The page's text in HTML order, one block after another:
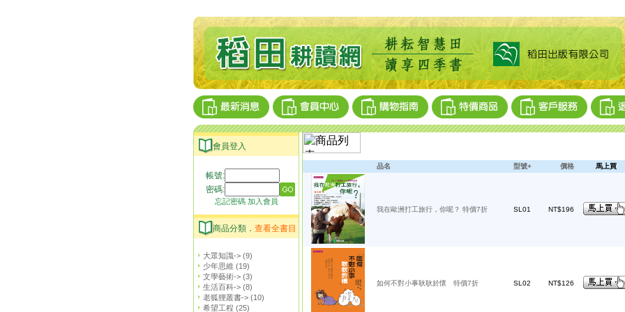
會員登入
帳號:
密碼:
忘記密碼 加入會員
商品分類． 查看全書目
大眾知識-> (9)
少年思維 (19)
文學藝術-> (3)
生活百科-> (8)
老狐狸叢書-> (10)
希望工程 (25)
品名 型號+ 價格 馬上買
我在歐洲打工旅行，你呢？ 特價7折 SL01 NT$196
如何不對小事耿耿於懷 特價7折 SL02 NT$126